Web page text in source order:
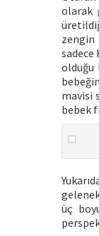
olarak
sadece
olduğu
mavisi
bebek
üç